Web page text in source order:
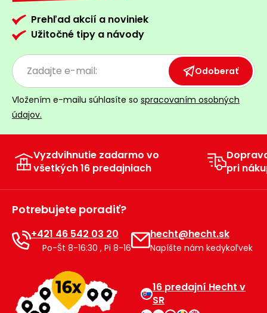
Prehľad akcií a noviniek
Užitočné tipy a návody
Odoberať
Vložením e-mailu súhlasíte so spracovaním osobných
údajov.
Vyzdvihnutie zadarmo vo
všetkých 16 predajniach
pri
Potrebujete poradiť?
+421 46 542 03 20
Po-Št 8-16:30 , Pi 8-16
hecht@hecht.sk
Napíšte nám kedykoľvek
16 predajní Hecht v
SR